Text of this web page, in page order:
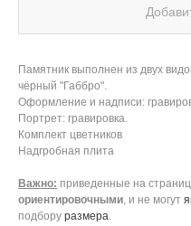
Памятник выполнен из двух
чёрный "Габбро".
Оформление и надписи:
Портрет: гравировка.
Комплект цветников
Надгробная плита
Важно: приведенные на
ориентировочными, и не могут
подбору размера.